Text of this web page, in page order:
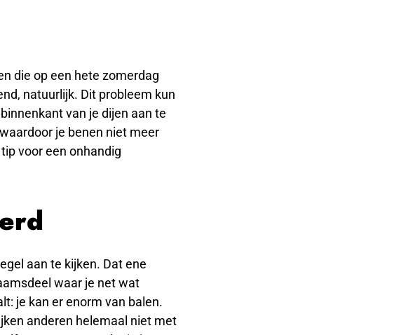
die op een hete zomerdag
natuurlijk. Dit probleem kun
van je dijen aan te
je benen niet meer
voor een onhandig
aan te kijken. Dat ene
waar je net wat
je kan er enorm van balen.
anderen helemaal niet met